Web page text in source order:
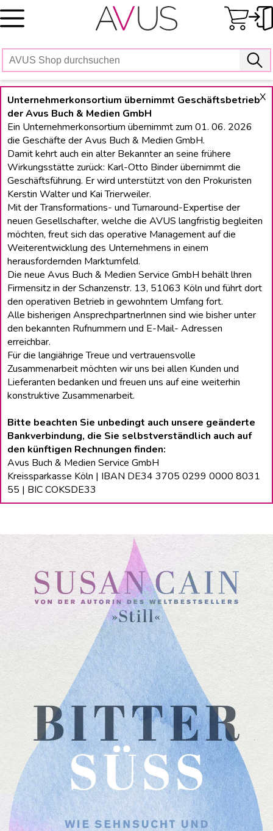
Skip
to
X
Unternehmerkonsortium übernimmt Geschäftsbetrieb
der Avus Buch & Medien GmbH
Ein Unternehmerkonsortium übernimmt zum 01. 06. 2026
die Geschäfte der Avus Buch & Medien GmbH.
Damit kehrt auch ein alter Bekannter an seine frühere
Wirkungsstätte zurück: Karl-Otto Binder übernimmt die
Geschäftsführung. Er wird unterstützt von den Prokuristen
Kerstin Walter und Kai Trierweiler.
Mit der Transformations- und Turnaround-Expertise der
neuen Gesellschafter, welche die AVUS langfristig begleiten
möchten, freut sich das operative Management auf die
Weiterentwicklung des Unternehmens in einem
herausfordernden Marktumfeld.
Die neue Avus Buch & Medien Service GmbH behält lhren
Firmensitz in der Schanzenstr. 13, 51063 Köln und führt dort
den operativen Betrieb in gewohntem Umfang fort.
Alle bisherigen Ansprechpartnerlnnen sind wie bisher unter
den bekannten Rufnummern und E-Mail- Adressen
erreichbar.
Für die langiährige Treue und vertrauensvolle
Zusammenarbeit möchten wir uns bei allen Kunden und
Lieferanten bedanken und freuen uns auf eine weiterhin
konstruktive Zusammenarbeit.
Bitte beachten Sie unbedingt auch unsere geänderte
Bankverbindung, die Sie selbstverständlich auch auf
den künftigen Rechnungen finden:
Avus Buch & Medien Service GmbH
Kreissparkasse Köln | IBAN DE34 3705 0299 0000 8031
55 | BIC COKSDE33